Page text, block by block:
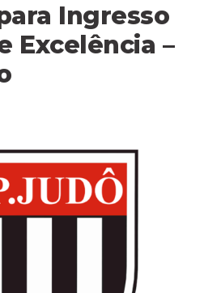
Ingresso
Excelência –